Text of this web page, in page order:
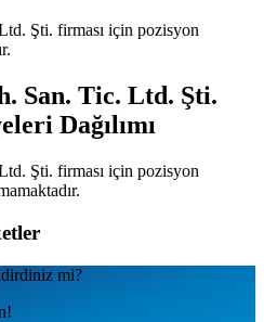
Şti. firması için pozisyon
San. Tic. Ltd. Şti.
Dağılımı
Şti. firması için pozisyon
mi?